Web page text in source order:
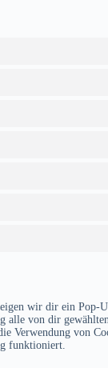
wir dir ein
alle von dir
Verwendung von
funktioniert.